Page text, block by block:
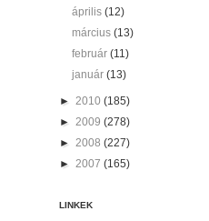
április(12)
március(13)
február(11)
január(13)
► 2010 (185)
► 2009 (278)
► 2008 (227)
► 2007 (165)
LINKEK